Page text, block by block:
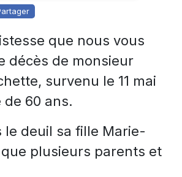
que nous vous
décès de monsieur
survenu le 11 mai
de 60 ans.
le deuil sa fille Marie-
plusieurs parents et